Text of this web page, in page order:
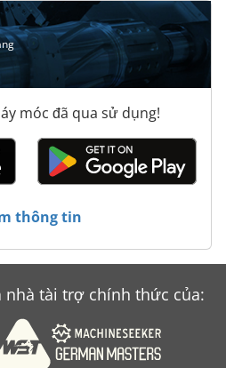
móc đã qua sử dụng!
thông tin
nhà tài trợ chính thức của: